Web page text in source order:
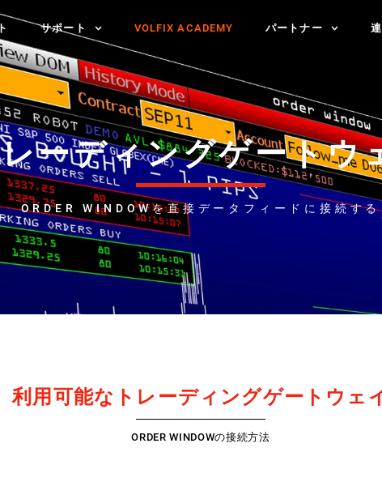
サポート VOLFIX ACADEMY パートナー
ーディングゲートウ
ORDER WINDOWを直接データフィードに接続する
利用可能なトレーディングゲートウェ
ORDER WINDOWの接続方法